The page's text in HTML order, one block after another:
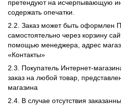
претендуют на исчерпывающую
содержать опечатки.
2.2. Заказ может быть оформлен
самостоятельно через корзину
помощью менеджера, адрес
«Контакты»
2.3. Покупатель Интернет-
заказ на любой товар,
магазина
2.4. В случае отсутствия